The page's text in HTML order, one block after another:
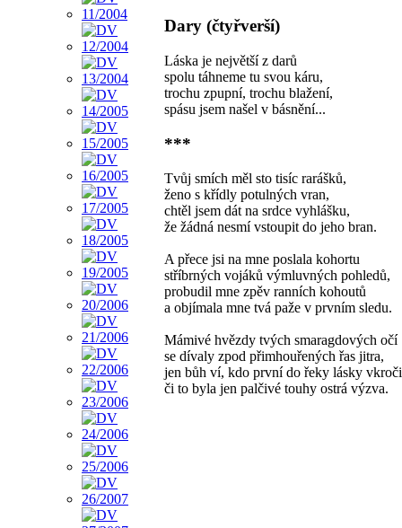
Dary (čtyřverší)
Láska je největší z darů
spolu táhneme tu svou káru,
trochu zpupní, trochu blažení,
spásu jsem našel v básnění...
***
Tvůj smích měl sto tisíc rarášků,
ženo s křídly potulných vran,
chtěl jsem dát na srdce vyhlášku,
že žádná nesmí vstoupit do jeho bran.
A přece jsi na mne poslala kohortu
stříbrných vojáků výmluvných pohledů,
probudil mne zpěv ranních kohoutů
a objímala mne tvá paže v prvním sledu.
Mámivé hvězdy tvých smaragdových očí
se dívaly zpod přimhouřených řas jitra,
jen bůh ví, kdo první do řeky lásky
či to byla jen palčivé touhy ostrá výzva.